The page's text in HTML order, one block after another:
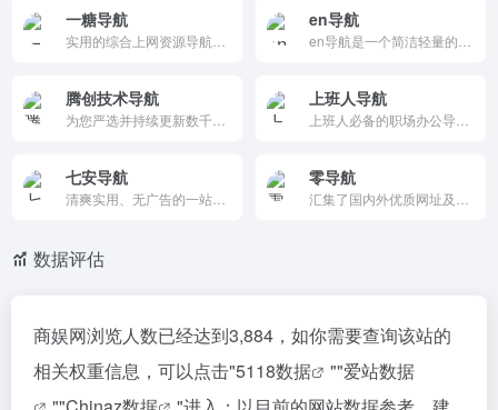
一糖导航 en导航
腾创技术导航 上班人导航
七安导航 零导航
数据评估
商娱网浏览人数已经达到3,884，如你需要查询该站的
相关权重信息，可以点击"5118数据 ""爱站数据